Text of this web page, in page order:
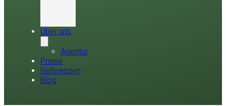
Über uns
Agentur
Preise
Referenzen
Blog